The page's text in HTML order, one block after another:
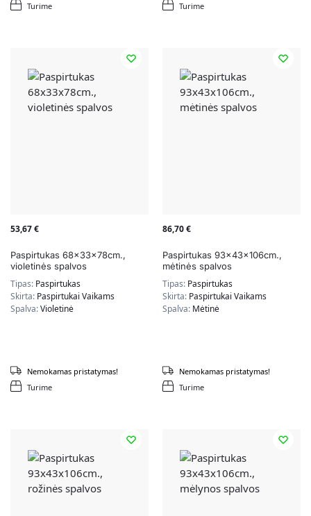
Turime Turime
53,67€
Paspirtukas 68x33x78cm.,
violetinės spalvos
Tipas: Paspirtukas
Skirta: Paspirtukai Vaikams
Spalva:Violetinė
Turime
Nemokamas pristatymas!
86,70€
Paspirtukas 93x43x106cm.,
mėtinės spalvos
Tipas: Paspirtukas
Skirta: Paspirtukai Vaikams
Spalva: Mėtinė
Turime
Nemokamas pristatymas!